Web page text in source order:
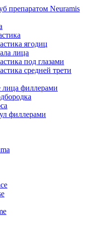
препаратом Neuramis
ягодиц
лица
под глазами
средней трети
филлерами
филлерами